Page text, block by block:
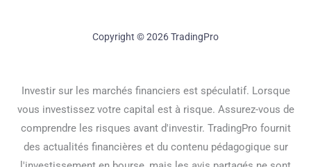
Copyright © 2026 TradingPro
Investir sur les marchés financiers est spéculatif. Lorsque
vous investissez votre capital est à risque. Assurez-vous de
comprendre les risques avant d'investir. TradingPro fournit
des actualités financières et du contenu pédagogique sur